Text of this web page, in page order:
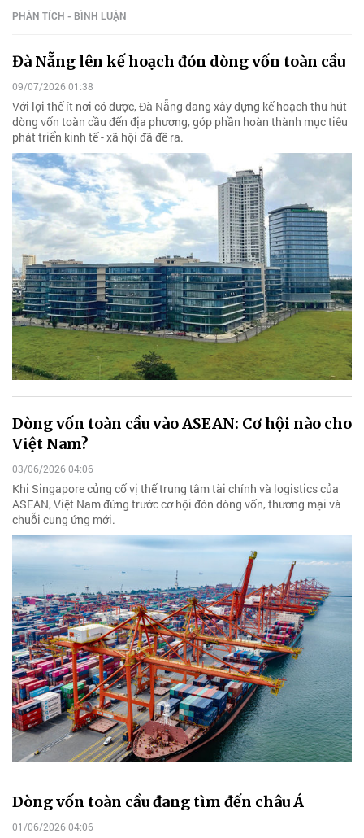
dẫn.
PHÂN TÍCH - BÌNH LUẬN
Đà Nẵng lên kế hoạch đón dòng vốn toàn cầu
09/07/2026 01:38
Với lợi thế ít nơi có được, Đà Nẵng đang xây dựng kế hoạch thu hút
dòng vốn toàn cầu đến địa phương, góp phần hoàn thành mục tiêu
phát triển kinh tế - xã hội đã đề ra.
Dòng vốn toàn cầu vào ASEAN: Cơ hội nào cho
Việt Nam?
03/06/2026 04:06
Khi Singapore củng cố vị thế trung tâm tài chính và logistics của
ASEAN, Việt Nam đứng trước cơ hội đón dòng vốn, thương mại và
chuỗi cung ứng mới.
Dòng vốn toàn cầu đang tìm đến châu Á
01/06/2026 04:06